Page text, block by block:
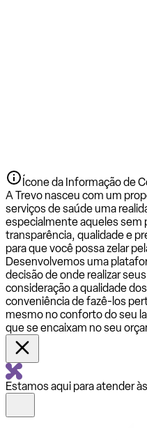
Ícone da Informação de
A Trevo nasceu com um
serviços de saúde uma
especialmente aqueles sem
transparência, qualidade e
para que você possa zelar
Desenvolvemos uma
decisão de onde realizar
consideração a qualidade
conveniência de fazê-los
mesmo no conforto do seu
que se encaixam no seu
Estamos aqui para atender